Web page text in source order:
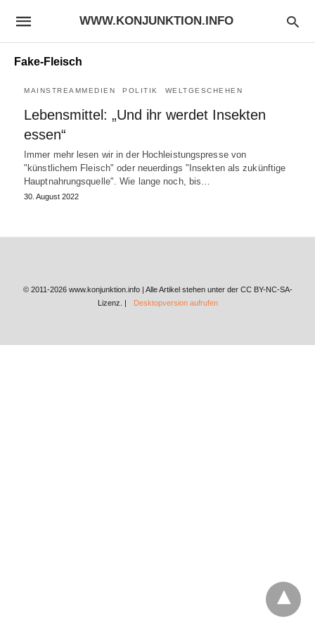
WWW.KONJUNKTION.INFO
Fake-Fleisch
MAINSTREAMMEDIEN POLITIK WELTGESCHEHEN
Lebensmittel: „Und ihr werdet Insekten
essen“
Immer mehr lesen wir in der Hochleistungspresse von
"künstlichem Fleisch" oder neuerdings "Insekten als zukünftige
Hauptnahrungsquelle". Wie lange noch, bis…
30. August 2022
© 2011-2026 www.konjunktion.info | Alle Artikel stehen unter der CC BY-NC-SA-
Lizenz. |
Desktopversion aufrufen